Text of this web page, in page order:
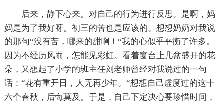
后来，静下心来。对自己的行为进行反思。是啊，妈
妈是为了我好呀。初三的苦也是应该的。想想奶奶对我说
的那句“没有苦，哪来的甜啊！“我的心似乎平衡了许多。
因为不经历风雨，怎能见彩虹。看着窗台上几盆盛开的花
朵，又想起了小学的班主任刘老师曾经对我说过的一句
话：“花有重开日，人无再少年。“想想自己虚度过的这十
六个春秋，后悔莫及。于是，自己下定决心要珍惜时间，